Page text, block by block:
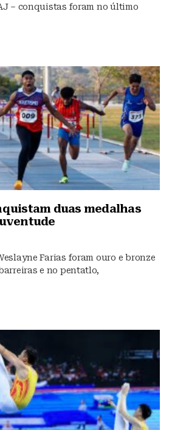
– conquistas foram no último
duas medalhas
Farias foram ouro e bronze
e no pentatlo,